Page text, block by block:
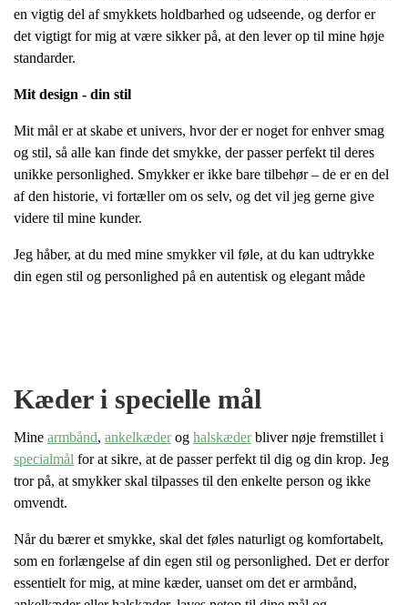
en vigtig del af smykkets holdbarhed og udseende, og derfor er
det vigtigt for mig at være sikker på, at den lever op til mine høje
standarder.
Mit design - din stil
Mit mål er at skabe et univers, hvor der er noget for enhver smag
og stil, så alle kan finde det smykke, der passer perfekt til deres
unikke personlighed. Smykker er ikke bare tilbehør – de er en del
af den historie, vi fortæller om os selv, og det vil jeg gerne give
videre til mine kunder.
Jeg håber, at du med mine smykker vil føle, at du kan udtrykke
din egen stil og personlighed på en autentisk og elegant måde
Kæder i specielle mål
Mine armbånd, ankelkæderog halskæderbliver nøje fremstillet i
specialmål for at sikre, at de passer perfekt til dig og din krop. Jeg
tror på, at smykker skal tilpasses til den enkelte person og ikke
omvendt.
Når du bærer et smykke, skal det føles naturligt og komfortabelt,
som en forlængelse af din egen stil og personlighed. Det er derfor
essentielt for mig, at mine kæder, uanset om det er armbånd,